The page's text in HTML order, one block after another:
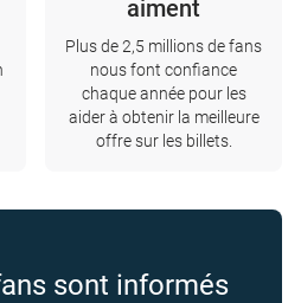
aiment
Plus de 2,5 millions de fans
nous font confiance
chaque année pour les
aider à obtenir la meilleure
offre sur les billets.
sont informés